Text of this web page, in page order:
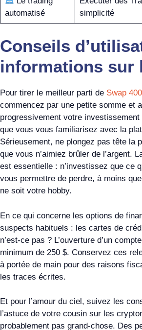
automatisé
simplicité
Conseils
informations sur
Pour tirer le meilleur parti de Swap
commencez par une petite somme et
progressivement votre
que vous vous familiarisez avec la
Sérieusement, ne plongez pas tête la
que vous n’aimiez brûler de l’argent.
est essentielle : n’investissez que ce
vous permettre de perdre, à moins
ne soit votre hobby.
En ce qui concerne les options de
suspects habituels : les cartes de
n’est-ce pas ? L’ouverture d’un
minimum de 250 $. Conservez ces
à portée de main pour des raisons
les traces écrites.
Et pour l’amour du ciel, suivez les
l’astuce de votre cousin sur les
probablement pas grand-chose. Des